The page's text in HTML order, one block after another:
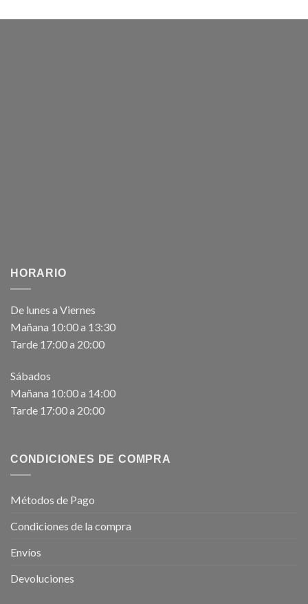
HORARIO
De lunes a Viernes
Mañana 10:00 a 13:30
Tarde 17:00 a 20:00
Sábados
Mañana 10:00 a 14:00
Tarde 17:00 a 20:00
CONDICIONES DE COMPRA
Métodos de Pago
Condiciones de la compra
Envíos
Devoluciones